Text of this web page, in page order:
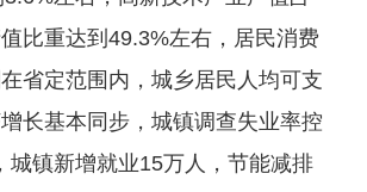
比重达到49.3%左右，居民消费
省定范围内，城乡居民人均可支
长基本同步，城镇调查失业率控
城镇新增就业15万人，节能减排